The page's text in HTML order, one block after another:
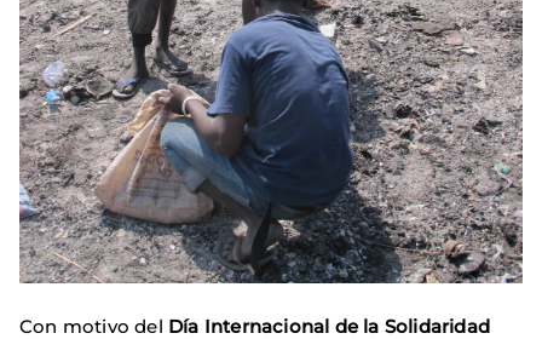
Con motivo del Día Internacional de la Solidaridad